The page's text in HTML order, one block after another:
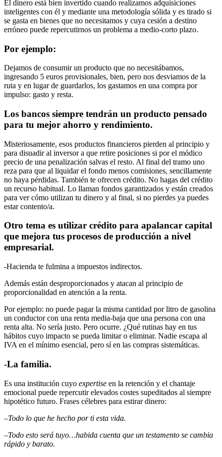
El dinero está bien invertido cuando realizamos adquisiciones
inteligentes con él y mediante una metodología sólida y es tirado si
se gasta en bienes que no necesitamos y cuya cesión a destino
erróneo puede repercutirnos un problema a medio-corto plazo.
Por ejemplo:
Dejamos de consumir un producto que no necesitábamos,
ingresando 5 euros provisionales, bien, pero nos desviamos de la
ruta y en lugar de guardarlos, los gastamos en una compra por
impulso: gasto y resta.
Los bancos siempre tendrán un producto pensado
para tu mejor ahorro y rendimiento.
Misteriosamente, esos productos financieros pierden al principio y
para disuadir al inversor a que retire posiciones si por el módico
precio de una penalización salvas el resto. Al final del tramo uno
reza para que al liquidar el fondo menos comisiones, sencillamente
no haya pérdidas. También te ofrecen crédito. No hagas del crédito
un recurso habitual. Lo llaman fondos garantizados y están creados
para ver cómo utilizan tu dinero y al final, si no pierdes ya puedes
estar contento/a.
Otro tema es utilizar crédito para apalancar capital
que mejora tus procesos de producción a nivel
empresarial.
-Hacienda te fulmina a impuestos indirectos.
Además están desproporcionados y atacan al principio de
proporcionalidad en atención a la renta.
Por ejemplo: no puede pagar la misma cantidad por litro de gasolina
un conductor con una renta media-baja que una persona con una
renta alta. No sería justo. Pero ocurre. ¿Qué rutinas hay en tus
hábitos cuyo impacto se pueda limitar o eliminar. Nadie escapa al
IVA en el mínimo esencial, pero sí en las compras sistemáticas.
-La familia.
Es una institución cuyo expertise en la retención y el chantaje
emocional puede repercutir elevados costes supeditados al siempre
hipotético futuro. Frases célebres para estirar dinero:
–Todo lo que he hecho por ti esta vida.
–Todo esto será tuyo…habida cuenta que un testamento se cambia
rápido y barato.